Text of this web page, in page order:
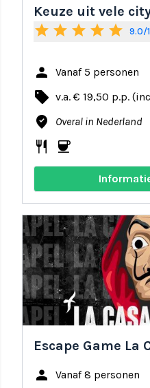
Keuze uit vele
star star star star star
person Vanaf 5 personen
local_offer v.a. € 19,50 p.p.
where_to_vote Overal in Nederland
restaurant coffee
Escape Game La
person Vanaf 8 personen